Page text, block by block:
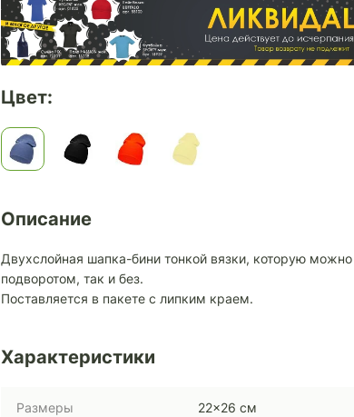
Цвет:
Описание
Двухслойная шапка-бини тонкой вязки, которую можно
подворотом, так и без.
Поставляется в пакете с липким краем.
Характеристики
Размеры 22x26 см